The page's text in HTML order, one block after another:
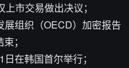
市交易做出决议；
展组织（OECD）加密报告
；
在韩国首尔举行；